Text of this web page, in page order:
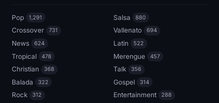
Pop 1,291 Salsa 880
Crossover 731 Vallenato 694
News 624 Latin 522
Tropical 478 Merengue 457
Christian 368 Talk 356
Balada 322 Gospel 314
Rock 312 Entertainment 288